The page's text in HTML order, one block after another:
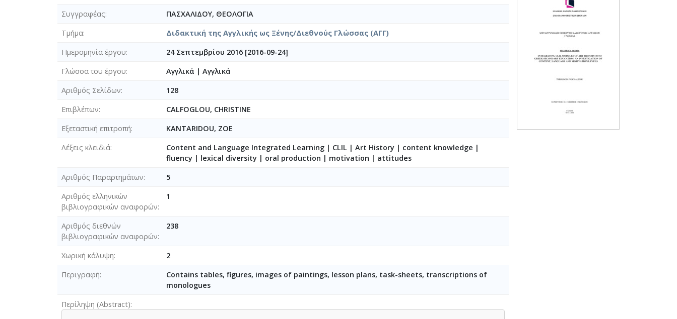
Συγγραφέας
ΠΑΣΧΑΛΙΔΟΥ, ΘΕΟΛΟΓΙΑ
Τμήμα
Διδακτική της Αγγλικής ως Ξένης/Διεθνούς Γλώσσας (ΑΓΓ)
Ημερομηνία έργου
24 Σεπτεμβρίου 2016 [2016-09-24]
Γλώσσα του έργου
Αγγλικά | Αγγλικά
Αριθμός Σελίδων
128
Επιβλέπων
CALFOGLOU, CHRISTINE
Εξεταστική επιτροπή
KANTARIDOU, ZOE
Λέξεις κλειδιά
Content and Language Integrated Learning | CLIL | Art History | content knowledge |
fluency | lexical diversity | oral production | motivation | attitudes
Αριθμός Παραρτημάτων
5
Αριθμός ελληνικών
βιβλιογραφικών αναφορών
1
Αριθμός διεθνών
βιβλιογραφικών αναφορών
238
Χωρική κάλυψη
2
Περιγραφή
Contains tables, figures, images of paintings, lesson plans, task-sheets, transcriptions of
monologues
Περίληψη (Abstract)